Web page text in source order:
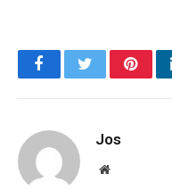
FacebookTwitter
Jos
Website